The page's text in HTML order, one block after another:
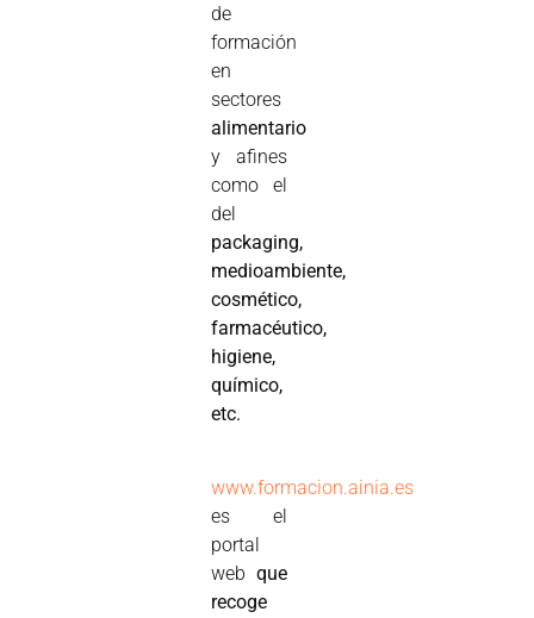
de
formación
en
sectores
alimentario
y afines
como el
del
packaging,
medioambiente,
cosmético,
farmacéutico,
higiene,
químico,
etc.
www.formacion.ainia.es
es el
portal
web que
recoge